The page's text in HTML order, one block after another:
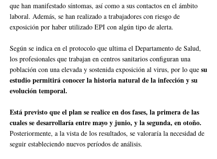
que han manifestado síntomas, así como a sus contactos en el ámbito
laboral. Además, se han realizado a trabajadores con riesgo de
exposición por haber utilizado EPI con algún tipo de alerta.
Según se indica en el protocolo que ultima el Departamento de Salud,
los profesionales que trabajan en centros sanitarios configuran una
población con una elevada y sostenida exposición al virus, por lo que su
estudio permitirá conocer la historia natural de la infección y su
evolución temporal.
Está previsto que el plan se realice en dos fases, la primera de las
cuales se desarrollaría entre mayo y junio, y la segunda, en otoño.
Posteriormente, a la vista de los resultados, se valoraría la necesidad de
seguir estableciendo nuevos períodos de análisis.